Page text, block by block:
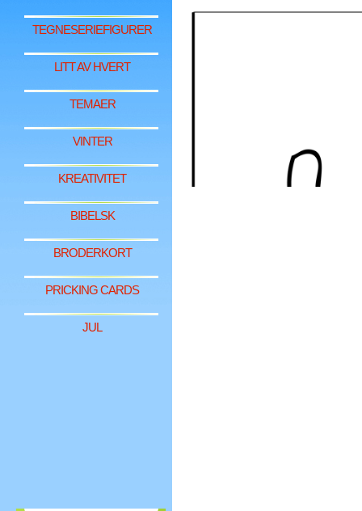
TEGNESERIEFIGURER
LITT AV HVERT
TEMAER
VINTER
KREATIVITET
BIBELSK
BRODERKORT
PRICKING CARDS
JUL